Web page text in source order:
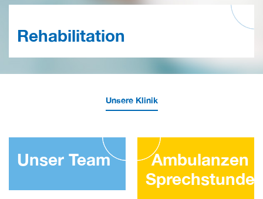
Rehabilitation
Unsere Klinik
Unser Team
Ambulanzen